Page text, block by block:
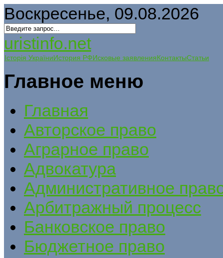
Воскресенье, 09.08.2026
uristinfo.net
Історія УкраїниИстория РФИсковые заявленияКонтактыСтатьи
Главное меню
Главная
Авторское право
Аграрное право
Адвокатура
Административное
Арбитражный процесс
Банковское право
Бюджетное право